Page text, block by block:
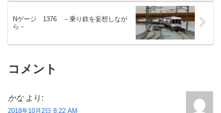
Nゲージ 1376 －乗り鉄を妄想しなが
ら－
コメント
かな より:
2018年10月2日 8:22 AM